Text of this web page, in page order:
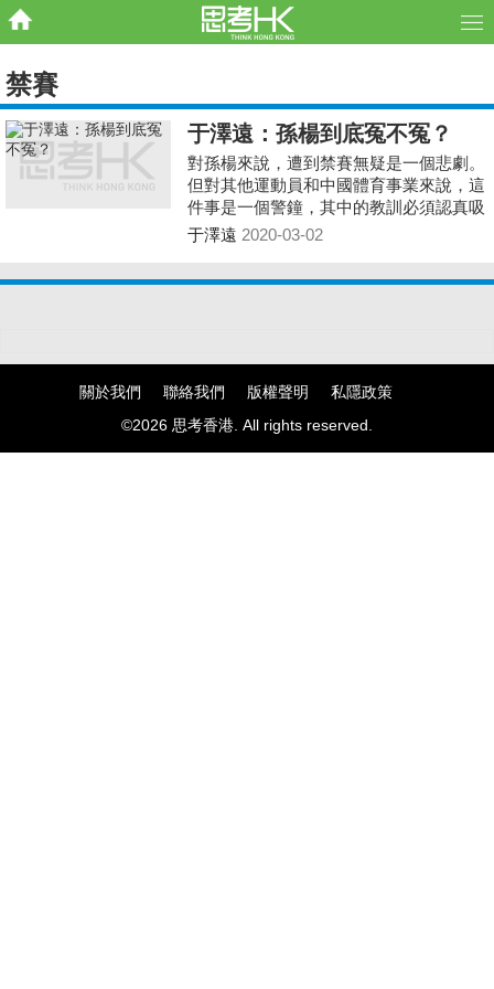
禁賽
于澤遠：孫楊到底冤不冤？
對孫楊來說，遭到禁賽無疑是一個悲劇。
但對其他運動員和中國體育事業來說，這
件事是一個警鐘，其中的教訓必須認真吸
取。
于澤遠 2020-03-02
關於我們 聯絡我們 版權聲明
私隱政策
©2026 思考香港. All rights reserved.